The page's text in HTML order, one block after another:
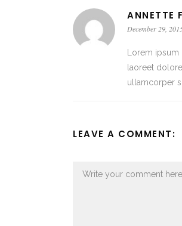
ANNETTE
December 29,
Lorem
laoreet
ullamcorper
LEAVE A COMMENT: